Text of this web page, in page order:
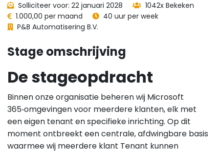
Solliciteer voor: 22 januari 2028
1042x Bekeken
1.000,00 per maand
40 uur per week
P&B Automatisering B.V.
Stage omschrijving
De stageopdracht
Binnen onze organisatie beheren wij Microsoft
365‑omgevingen voor meerdere klanten, elk met
een eigen tenant en specifieke inrichting. Op dit
moment ontbreekt een centrale, afdwingbare basis
waarmee wij meerdere klant Tenant kunnen